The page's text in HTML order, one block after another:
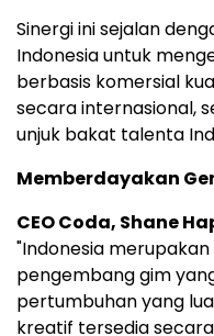
Sinergi ini sejalan
Indonesia untuk
berbasis komersial
secara internasional,
unjuk bakat talenta
Memberdayakan
CEO Coda, Shane
"Indonesia
pengembang gim
pertumbuhan yang
kreatif tersedia